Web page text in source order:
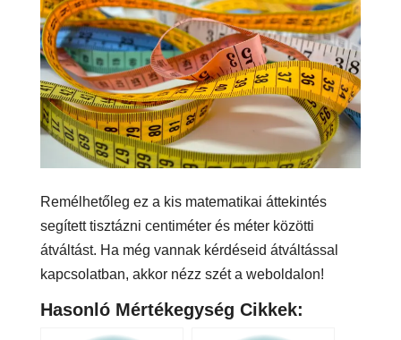
Remélhetőleg ez a kis matematikai áttekintés
segített tisztázni centiméter és méter közötti
átváltást. Ha még vannak kérdéseid átváltással
kapcsolatban, akkor nézz szét a weboldalon!
Hasonló Mértékegység Cikkek: